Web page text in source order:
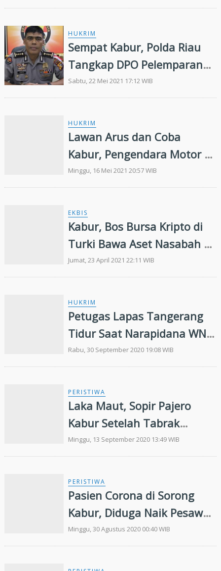
HUKRIM
Sempat Kabur, Polda Riau
Tangkap DPO Pelemparan
Kepala Anjing dan Teror di
Kota Pekanbaru
Sabtu, 22 Mei 2021 17:12 WIB
HUKRIM
Lawan Arus dan Coba
Kabur, Pengendara Motor di
Pekanbaru Ditangkap
Polantas Bawa Ganja
Minggu, 16 Mei 2021 20:57 WIB
EKBIS
Kabur, Bos Bursa Kripto di
Turki Bawa Aset Nasabah Rp
29 Triliun
Jumat, 23 April 2021 22:11 WIB
HUKRIM
Petugas Lapas Tangerang
Tidur Saat Narapidana WN
China Kabur
Rabu, 30 September 2020 19:08 WIB
PERISTIWA
Laka Maut, Sopir Pajero
Kabur Setelah Tabrak
Pesepeda hingga Tewas
Minggu, 13 September 2020 13:49 WIB
PERISTIWA
Pasien Corona di Sorong
Kabur, Diduga Naik Pesawat
ke Malang
Minggu, 30 Agustus 2020 00:40 WIB